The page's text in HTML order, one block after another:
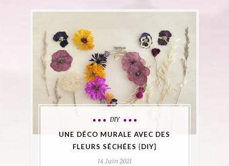
DIY
UNE DÉCO MURALE AVEC DES
FLEURS SÉCHÉES {DIY}
14 Juin 2021